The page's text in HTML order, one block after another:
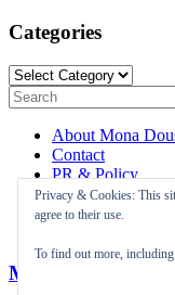
Categories
Categories
Search
for:
About Mona
Contact
PR & Policy
Travel
Mona Doust
Privacy & Cookies: This
agree to their use.
To find out more,